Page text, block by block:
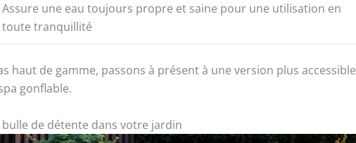
Assure une eau toujours propre et saine pour une utilisation en
toute tranquillité
haut de gamme, passons à présent à une version plus accessible
gonflable.
de détente dans votre jardin